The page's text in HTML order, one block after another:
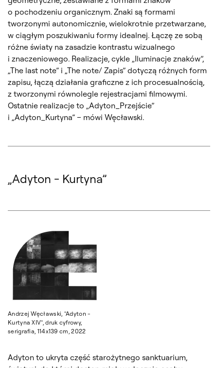
o pochodzeniu organicznym. Znaki są formami
tworzonymi autonomicznie, wielokrotnie przetwarzane,
w ciągłym poszukiwaniu formy idealnej. Łączę ze sobą
różne światy na zasadzie kontrastu wizualnego
i znaczeniowego. Realizacje, cykle „Iluminacje znaków”,
„The last note” i „The note/ Zapis” dotyczą różnych form
zapisu, łączą działania graficzne z ich procesualnością,
z tworzonymi równolegle rejestracjami filmowymi.
Ostatnie realizacje to „Adyton_Przejście”
i „Adyton_Kurtyna” – mówi Węcławski.
„Adyton - Kurtyna”
Andrzej Węcławski, "Adyton -
Kurtyna XIV", druk cyfrowy,
serigrafia, 114x139 cm, 2022
Adyton to ukryta część starożytnego sanktuarium,